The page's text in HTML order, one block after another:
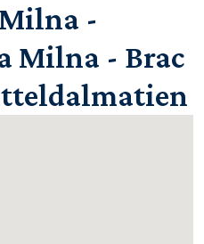
-
Milna - Brac